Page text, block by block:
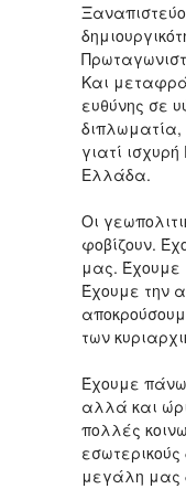
Και
ευθύνης σε
διπλωματία,
γιατί
Ελλάδα.
Οι
φοβίζουν.
μας. Έχουμε
Έχουμε την
των
Έχουμε
αλλά και
πολλές
μεγάλη μας